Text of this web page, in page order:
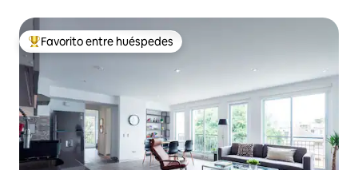
De los mejores en Favorito entre huéspedes
Favorito entre huéspedes